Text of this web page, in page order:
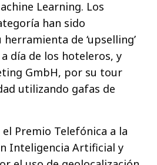
Learning. Los
han sido
de ‘upselling’
día de los hoteleros, y
GmbH, por su tour
utilizando gafas de
Premio Telefónica a la
Inteligencia Artificial y